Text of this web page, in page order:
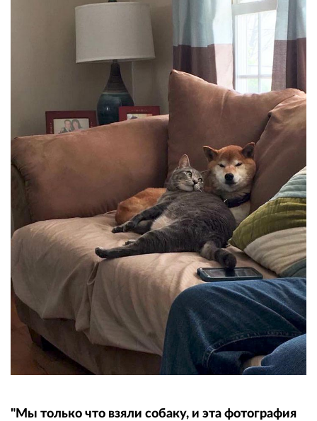
"Мы только что взяли собаку, и эта фотография